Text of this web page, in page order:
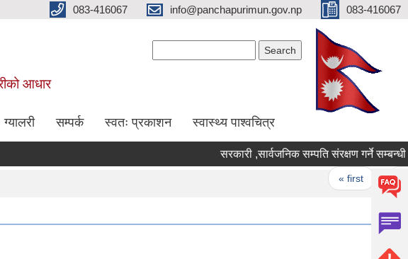
083-416067 info@panchapurimun.gov.np 083-416067
आधार
ग्यालरी सम्पर्क स्वतः प्रकाशन स्वास्थ्य पाश्वचित्र
सरकारी ,सार्वजनिक सम्पति संरक्षण गर्ने सम्बन्धी
« first ‹